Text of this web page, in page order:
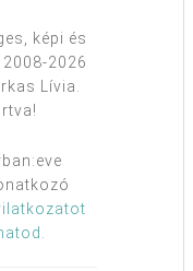
képi és
2026
Lívia.